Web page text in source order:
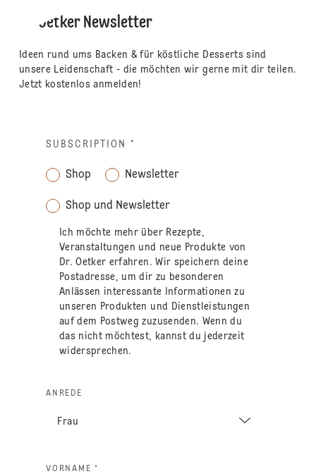
Dr. Oetker Newsletter
Ideen rund ums Backen & für köstliche Desserts sind
unsere Leidenschaft - die möchten wir gerne mit dir teilen.
Jetzt kostenlos anmelden!
SUBSCRIPTION *
Shop Newsletter
Shop und Newsletter
Ich möchte mehr über Rezepte,
Veranstaltungen und neue Produkte von
Dr. Oetker erfahren. Wir speichern deine
Postadresse, um dir zu besonderen
Anlässen interessante Informationen zu
unseren Produkten und Dienstleistungen
auf dem Postweg zuzusenden. Wenn du
das nicht möchtest, kannst du jederzeit
widersprechen.
ANREDE
VORNAME *